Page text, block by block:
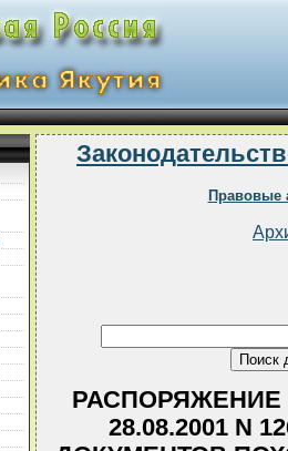
Правовые
РАСПОРЯЖЕНИЕ
28.08.2001 N